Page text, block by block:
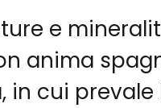
e
anima
in cui prevale